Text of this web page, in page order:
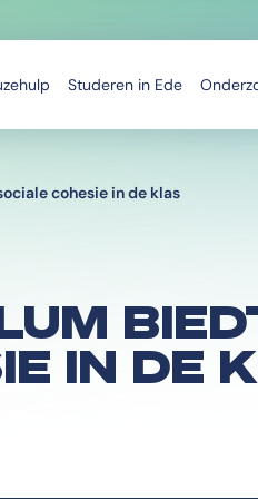
Studeren in Ede
cohesie in de klas
IN DE